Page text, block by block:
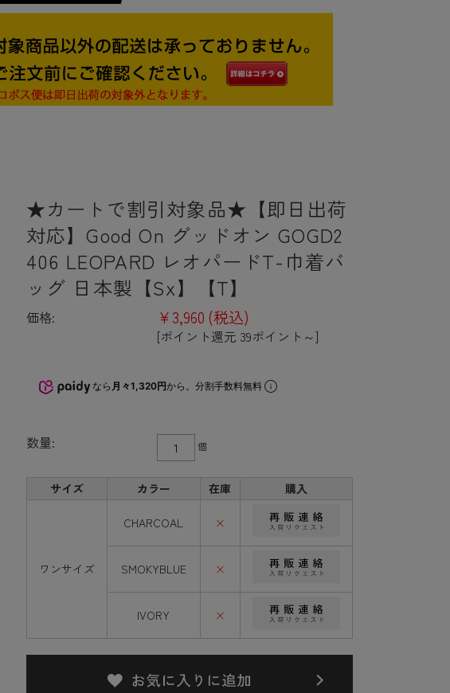
★カートで割引対象品★【即日出荷
対応】Good On グッドオン GOGD2
406 LEOPARD レオパードT-巾着バ
ッグ 日本製【Sx】【T】
価格: ¥3,960 (税込)
[ポイント還元 39ポイント～]
なら 月々1,320円から。分割手数料無料
数量: 個
サイズ カラー 在庫 購入
ワンサイズ
CHARCOAL ×
SMOKYBLUE ×
IVORY ×